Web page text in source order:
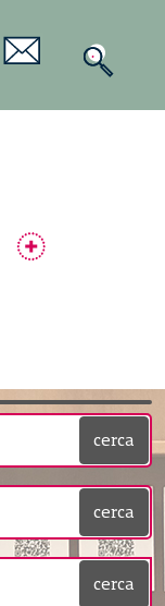
cerca
cerca
cerca